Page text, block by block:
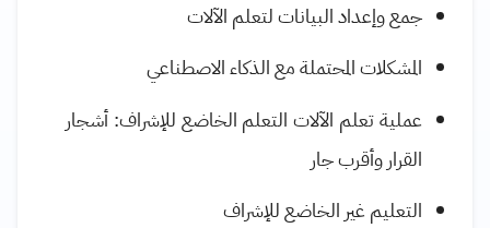
جمع وإعداد البيانات لتعلم الآلات
المشكلات المحتملة مع الذكاء الاصطناعي
عملية تعلم الآلات التعلم الخاضع للإشراف: أشجار
القرار وأقرب جار
التعليم غير الخاضع للإشراف